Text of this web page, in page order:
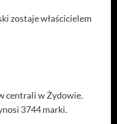
zostaje właścicielem
centrali w Żydowie.
3744 marki.